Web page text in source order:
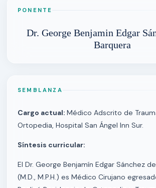
PONENTE
Dr. George Benjamin Edgar
Barquera
SEMBLANZA
Cargo actual: Médico Adscrito de
Ortopedia, Hospital San Ángel Inn Sur.
Síntesis curricular:
El Dr. George Benjamín Edgar Sánchez
(M.D., M.P.H.) es Médico Cirujano